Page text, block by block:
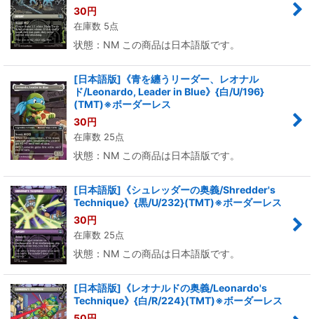
30円
在庫数 5点
状態：NM この商品は日本語版です。
[日本語版]《青を纏うリーダー、レオナル
ド/Leonardo, Leader in Blue》{白/U/196}
(TMT)※ボーダーレス
30円
在庫数 25点
状態：NM この商品は日本語版です。
[日本語版]《シュレッダーの奥義/Shredder's
Technique》{黒/U/232}(TMT)※ボーダーレス
30円
在庫数 25点
状態：NM この商品は日本語版です。
[日本語版]《レオナルドの奥義/Leonardo's
Technique》{白/R/224}(TMT)※ボーダーレス